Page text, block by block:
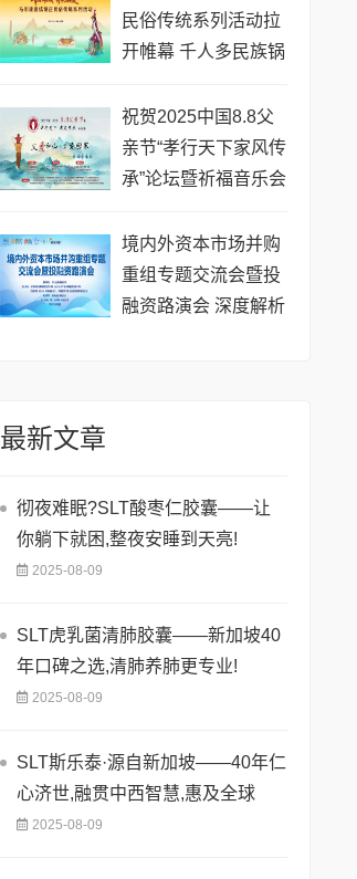
民俗传统系列活动拉
开帷幕 千人多民族锅
城”
祝贺2025中国8.8父
亲节“孝行天下家风传
承”论坛暨祈福音乐会
境内外资本市场并购
重组专题交流会暨投
融资路演会 深度解析
最新文章
彻夜难眠?SLT酸枣仁胶囊——让
你躺下就困,整夜安睡到天亮!
2025-08-09
SLT虎乳菌清肺胶囊——新加坡40
年口碑之选,清肺养肺更专业!
2025-08-09
SLT斯乐泰·源自新加坡——40年仁
心济世,融贯中西智慧,惠及全球
2025-08-09